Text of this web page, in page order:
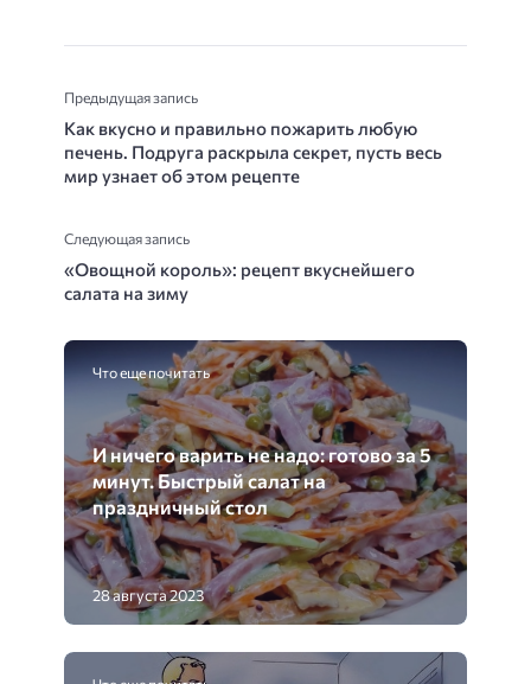
Предыдущая запись
Как вкусно и правильно пожарить любую
печень. Подруга раскрыла секрет, пусть весь
мир узнает об этом рецепте
Следующая запись
«Овощной король»: рецепт вкуснейшего
салата на зиму
Что еще почитать
И ничего варить не надо: готово за 5
минут. Быстрый салат на
праздничный стол
28 августа 2023